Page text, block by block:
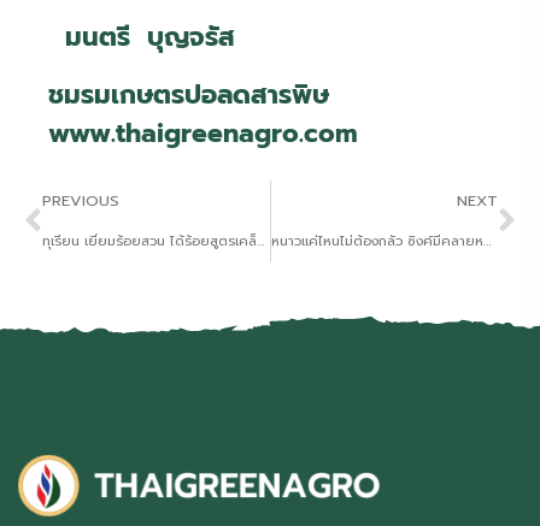
มนตรี บุญจรัส
ชมรมเกษตรปอลดสารพิษ
www.thaigreenagro.com
PREVIOUS
ทุเรียน เยี่ยมร้อยสวน ได้ร้อยสูตรเคล็ดลับอยู่ที่ดิน
NEXT
หนาวแค่ไหนไม่ต้องกลัว ซิงค์มีคลายหนาวให้พืชได้